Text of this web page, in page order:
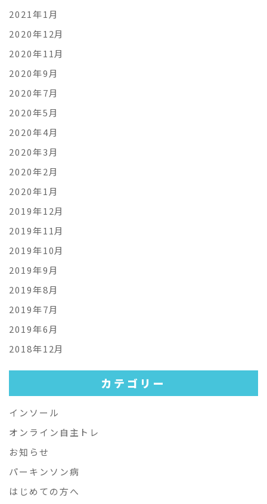
2021年1月
2020年12月
2020年11月
2020年9月
2020年7月
2020年5月
2020年4月
2020年3月
2020年2月
2020年1月
2019年12月
2019年11月
2019年10月
2019年9月
2019年8月
2019年7月
2019年6月
2018年12月
カテゴリー
インソール
オンライン自主トレ
お知らせ
パーキンソン病
はじめての方へ